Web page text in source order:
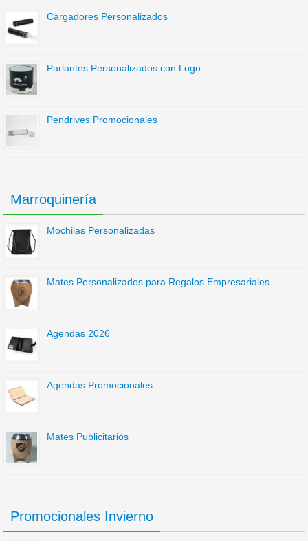
Cargadores Personalizados
Parlantes Personalizados con Logo
Pendrives Promocionales
Marroquinería
Mochilas Personalizadas
Mates Personalizados para Regalos Empresariales
Agendas 2026
Agendas Promocionales
Mates Publicitarios
Promocionales Invierno